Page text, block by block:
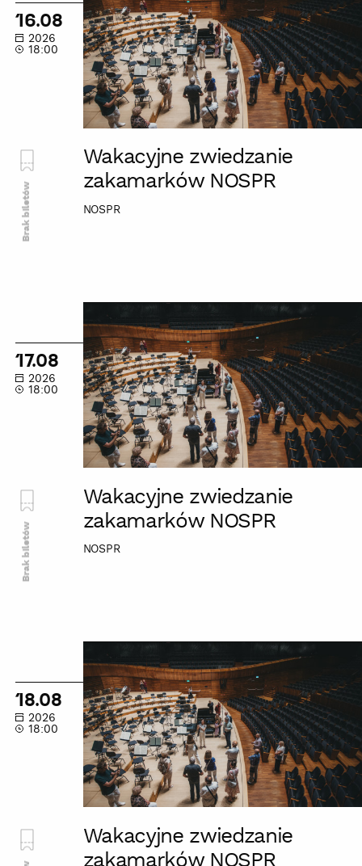
zakamarków
NOSPR
16.08
2026
18:00
Wakacyjne zwiedzanie
zakamarków NOSPR
NOSPR
Brak biletów
zwiedzanie
zakamarków
NOSPR
17.08
2026
18:00
Wakacyjne zwiedzanie
zakamarków NOSPR
NOSPR
Brak biletów
zwiedzanie
zakamarków
NOSPR
18.08
2026
18:00
Wakacyjne zwiedzanie
zakamarków NOSPR